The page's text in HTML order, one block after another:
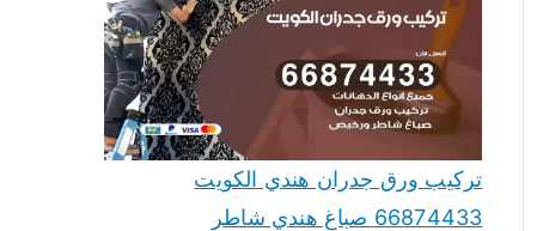
تركيب ورق جدران هندي الكويت
66874433 صباغ هندي شاطر